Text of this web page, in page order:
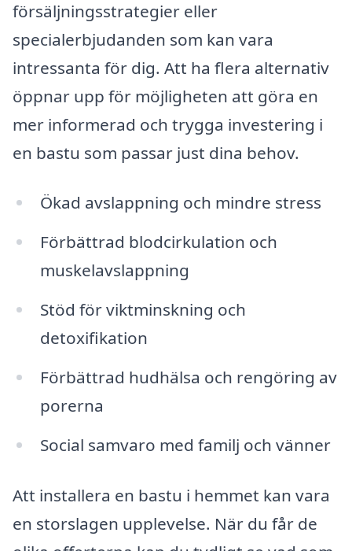
försäljningsstrategier eller
specialerbjudanden som kan vara
intressanta för dig. Att ha flera alternativ
öppnar upp för möjligheten att göra en
mer informerad och trygga investering i
en bastu som passar just dina behov.
Ökad avslappning och mindre stress
Förbättrad blodcirkulation och
muskelavslappning
Stöd för viktminskning och
detoxifikation
Förbättrad hudhälsa och rengöring av
porerna
Social samvaro med familj och vänner
Att installera en bastu i hemmet kan vara
en storslagen upplevelse. När du får de